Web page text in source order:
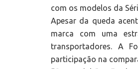
com os modelos da
Apesar da queda
marca com uma
transportadores. A
participação na